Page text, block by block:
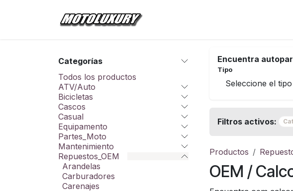
Categorías
Todos los productos
ATV/Auto
Bicicletas
Cascos
Casual
Equipamento
Partes_Moto
Mantenimiento
Repuestos_OEM
Arandelas
Carburadores
Carenajes
Encuentra
Tipo
Filtros activos:
Productos
OEM /